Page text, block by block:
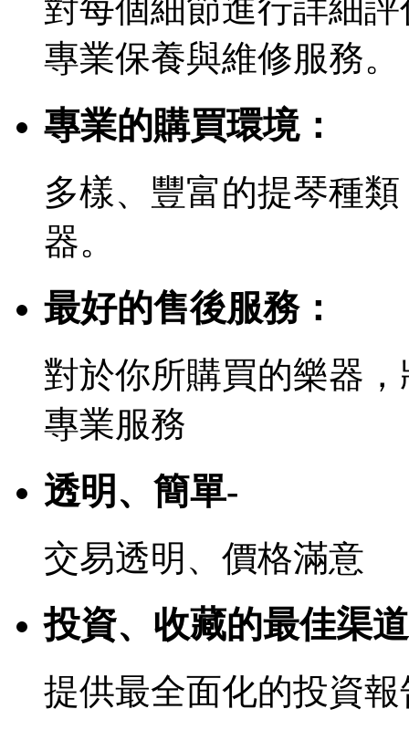
對每個細節進行詳細
專業保養與維修服務。
專業的購買環境：
多樣、豐富的提琴種
器。
最好的售後服務：
對於你所購買的樂器
專業服務
透明、簡單-
交易透明、價格滿意
投資、收藏的最佳渠
提供最全面化的投資